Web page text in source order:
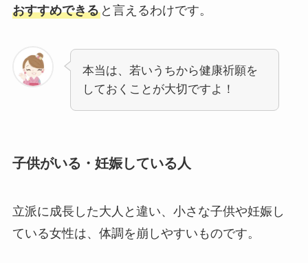
おすすめできると言えるわけです。
本当は、若いうちから健康祈願を
しておくことが大切ですよ！
子供がいる・妊娠している人
立派に成長した大人と違い、小さな子供や妊娠し
ている女性は、体調を崩しやすいものです。